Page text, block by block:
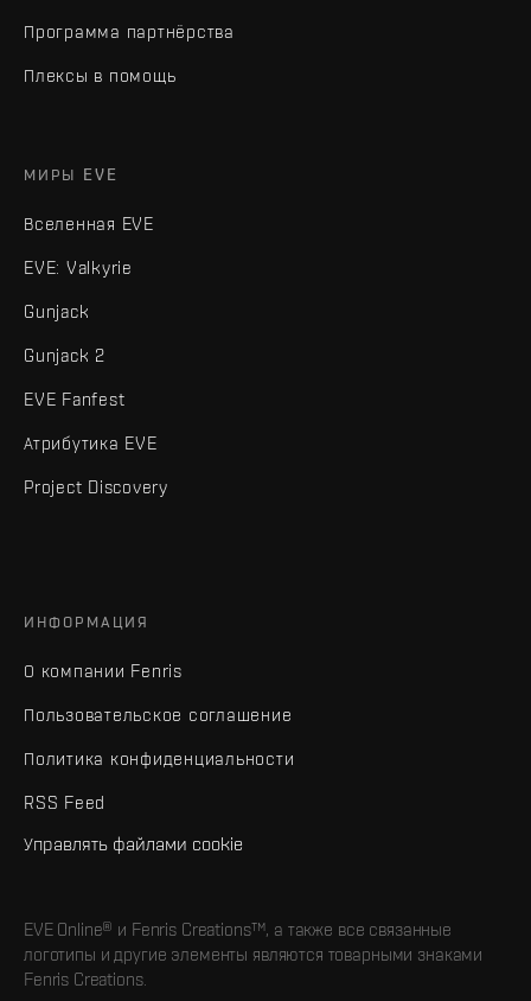
Программа партнёрства
Плексы в помощь
МИРЫ EVE
Вселенная EVE
EVE: Valkyrie
Gunjack
Gunjack 2
EVE Fanfest
Атрибутика EVE
Project Discovery
ИНФОРМАЦИЯ
О компании Fenris
Пользовательское соглашение
Политика конфиденциальности
RSS Feed
Управлять файлами cookie
EVE Online® и Fenris Creations™, а также все связанные
логотипы и другие элементы являются товарными знаками
Fenris Creations.